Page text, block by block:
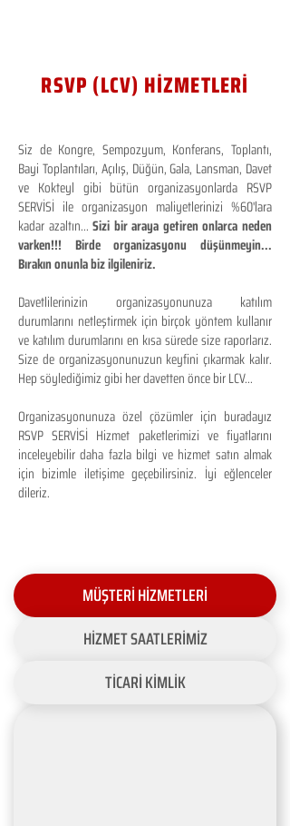
RSVP (LCV) HİZMETLERİ
Siz de Kongre, Sempozyum, Konferans, Toplantı,
Bayi Toplantıları, Açılış, Düğün, Gala, Lansman, Davet
ve Kokteyl gibi bütün organizasyonlarda RSVP
SERVİSİ ile organizasyon maliyetlerinizi %60'lara
kadar azaltın...Sizi bir araya getiren onlarca neden
varken!!! Birde organizasyonu düşünmeyin...
Bırakın onunla biz ilgileniriz.
Davetlilerinizin organizasyonunuza katılım
durumlarını netleştirmek için birçok yöntem kullanır
ve katılım durumlarını en kısa sürede size raporlarız.
Size de organizasyonunuzun keyfini çıkarmak kalır.
Hep söylediğimiz gibi her davetten önce bir LCV...
Organizasyonunuza özel çözümler için buradayız
RSVP SERVİSİ Hizmet paketlerimizi ve fiyatlarını
inceleyebilir daha fazla bilgi ve hizmet satın almak
için bizimle iletişime geçebilirsiniz. İyi eğlenceler
dileriz.
MÜŞTERİ HİZMETLERİ
HİZMET SAATLERİMİZ
TİCARİ KİMLİK